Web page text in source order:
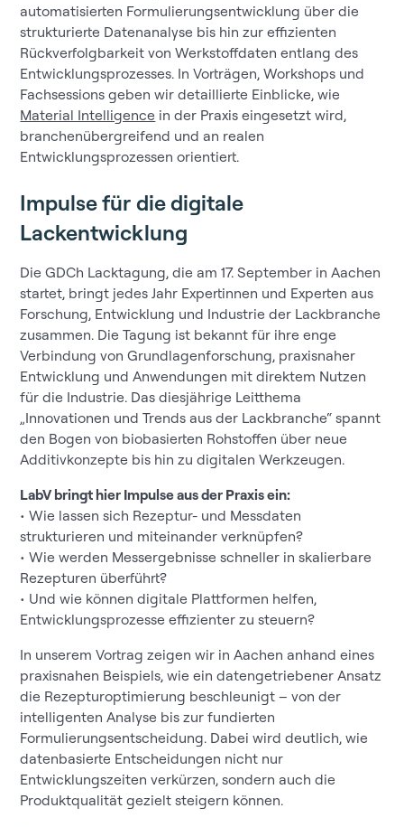
automatisierten Formulierungsentwicklung über die
strukturierte Datenanalyse bis hin zur effizienten
Rückverfolgbarkeit von Werkstoffdaten entlang des
Entwicklungsprozesses. In Vorträgen, Workshops und
Fachsessions geben wir detaillierte Einblicke, wie
Material Intelligence in der Praxis eingesetzt wird,
branchenübergreifend und an realen
Entwicklungsprozessen orientiert.
Impulse für die digitale
Lackentwicklung
Die GDCh Lacktagung, die am 17. September in Aachen
startet, bringt jedes Jahr Expertinnen und Experten aus
Forschung, Entwicklung und Industrie der Lackbranche
zusammen. Die Tagung ist bekannt für ihre enge
Verbindung von Grundlagenforschung, praxisnaher
Entwicklung und Anwendungen mit direktem Nutzen
für die Industrie. Das diesjährige Leitthema
„Innovationen und Trends aus der Lackbranche“ spannt
den Bogen von biobasierten Rohstoffen über neue
Additivkonzepte bis hin zu digitalen Werkzeugen.
LabV bringt hier Impulse aus der Praxis ein:
• Wie lassen sich Rezeptur- und Messdaten
strukturieren und miteinander verknüpfen?
• Wie werden Messergebnisse schneller in skalierbare
Rezepturen überführt?
• Und wie können digitale Plattformen helfen,
Entwicklungsprozesse effizienter zu steuern?
In unserem Vortrag zeigen wir in Aachen anhand eines
praxisnahen Beispiels, wie ein datengetriebener Ansatz
die Rezepturoptimierung beschleunigt – von der
intelligenten Analyse bis zur fundierten
Formulierungsentscheidung. Dabei wird deutlich, wie
datenbasierte Entscheidungen nicht nur
Entwicklungszeiten verkürzen, sondern auch die
Produktqualität gezielt steigern können.